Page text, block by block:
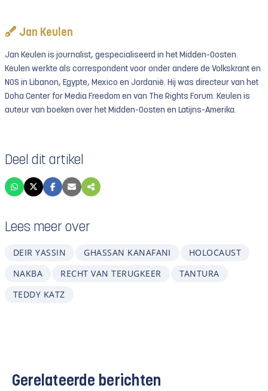
Jan Keulen
Jan Keulen is journalist, gespecialiseerd in het Midden-Oosten.
Keulen werkte als correspondent voor onder andere de Volkskrant en
NOS in Libanon, Egypte, Mexico en Jordanië. Hij was directeur van het
Doha Center for Media Freedom en van The Rights Forum. Keulen is
auteur van boeken over het Midden-Oosten en Latijns-Amerika.
Deel dit artikel
Lees meer over
DEIR YASSIN GHASSAN KANAFANI
HOLOCAUST
NAKBA
RECHT VAN TERUGKEER
TANTURA
TEDDY KATZ
Gerelateerde berichten